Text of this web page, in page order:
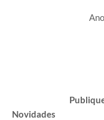
Publique A
Novidades